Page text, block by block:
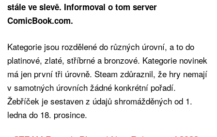
stále ve slevě. Informoval o tom server
ComicBook.com.
Kategorie jsou rozdělené do různých úrovní, a to do
platinové, zlaté, stříbrné a bronzové. Kategorie novinek
má jen první tři úrovně. Steam zdůraznil, že hry nemají
v samotných úrovních žádné konkrétní pořadí.
Žebříček je sestaven z údajů shromážděných od 1.
ledna do 18. prosince.